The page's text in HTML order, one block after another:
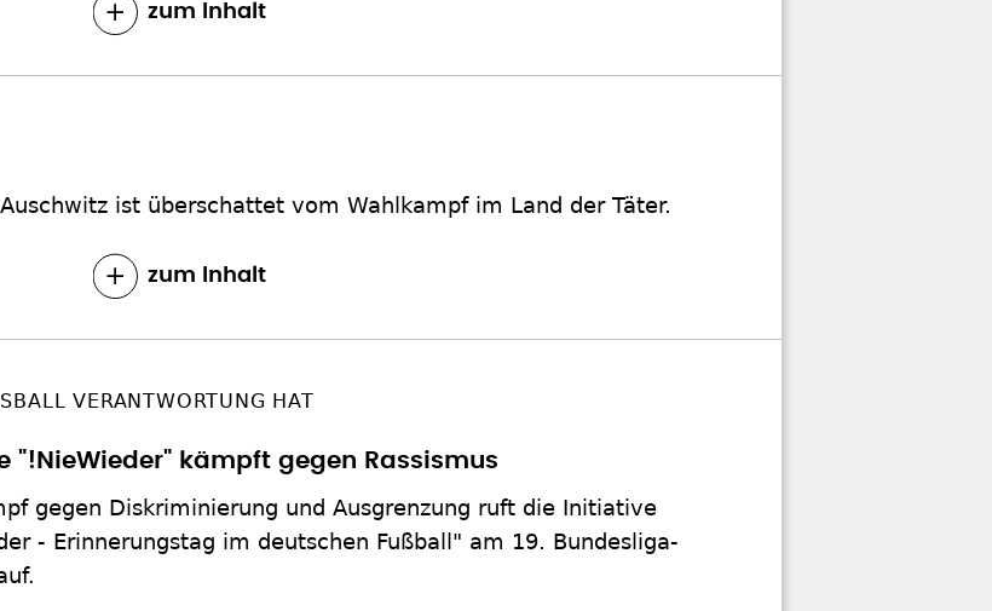
zum Inhalt
ist überschattet vom Wahlkampf im Land der Täter.
zum Inhalt
VERANTWORTUNG HAT
"!NieWieder" kämpft gegen Rassismus
gegen Diskriminierung und Ausgrenzung ruft die Initiative
- Erinnerungstag im deutschen Fußball" am 19. Bundesliga-